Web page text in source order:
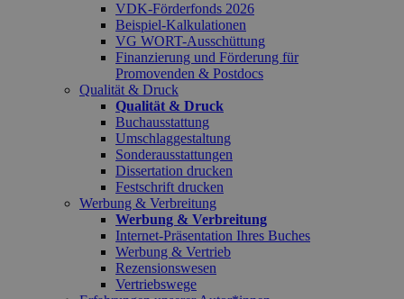
VDK-Förderfonds 2026
Beispiel-Kalkulationen
VG WORT-Ausschüttung
Finanzierung und Förderung für
Promovenden & Postdocs
Qualität & Druck
Qualität & Druck
Buchausstattung
Umschlaggestaltung
Sonderausstattungen
Dissertation drucken
Festschrift drucken
Werbung & Verbreitung
Werbung & Verbreitung
Internet-Präsentation Ihres Buches
Werbung & Vertrieb
Rezensionswesen
Vertriebswege